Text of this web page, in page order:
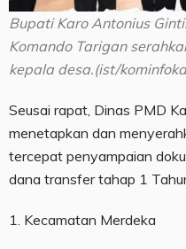
Bupati Karo Antonius
Komando Tarigan
kepala desa.(ist/
Seusai rapat, Dinas PMD
menetapkan dan
tercepat penyampaian
dana transfer tahap 1
1. Kecamatan Merdeka